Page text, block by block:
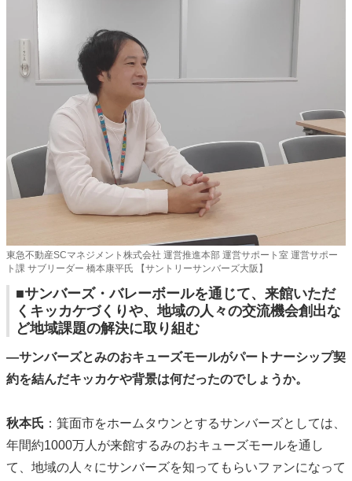
東急不動産SCマネジメント株式会社 運営推進本部 運営サポート室 運営サポー
ト課 サブリーダー 橋本康平氏 【サントリーサンバーズ大阪】
■サンバーズ・バレーボールを通じて、来館いただ
くキッカケづくりや、地域の人々の交流機会創出な
ど地域課題の解決に取り組む
―サンバーズとみのおキューズモールがパートナーシップ契
約を結んだキッカケや背景は何だったのでしょうか。
秋本氏 ：箕面市をホームタウンとするサンバーズとしては、
年間約1000万人が来館するみのおキューズモールを通し
て、地域の人々にサンバーズを知ってもらいファンになって